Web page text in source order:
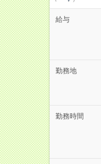
給与
勤務地
勤務時間